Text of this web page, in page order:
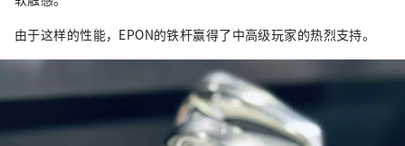
由于这样的性能，EPON的铁杆赢得了中高级玩家的热烈支持。